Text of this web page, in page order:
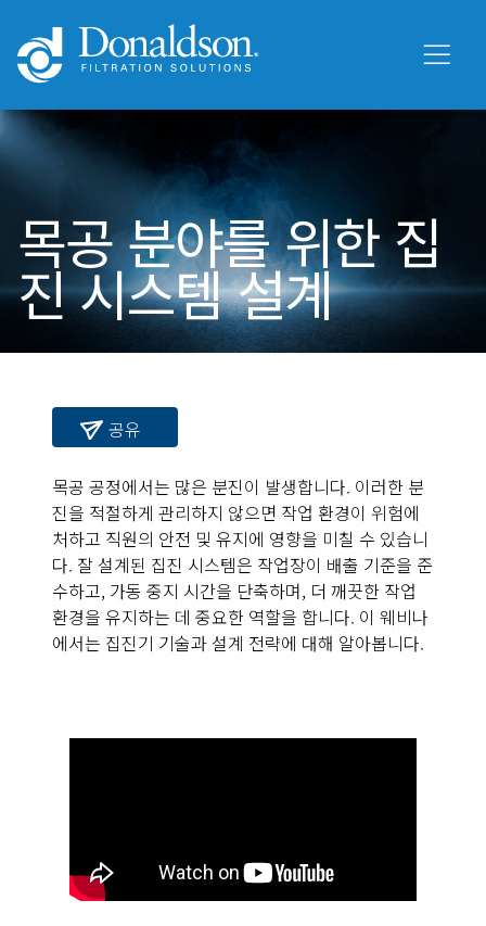
목공 분야를 위한 집
진 시스템 설계
공유
목공 공정에서는 많은 분진이 발생합니다. 이러한 분
진을 적절하게 관리하지 않으면 작업 환경이 위험에
처하고 직원의 안전 및 유지에 영향을 미칠 수 있습니
다. 잘 설계된 집진 시스템은 작업장이 배출 기준을 준
수하고, 가동 중지 시간을 단축하며, 더 깨끗한 작업
환경을 유지하는 데 중요한 역할을 합니다. 이 웨비나
에서는 집진기 기술과 설계 전략에 대해 알아봅니다.